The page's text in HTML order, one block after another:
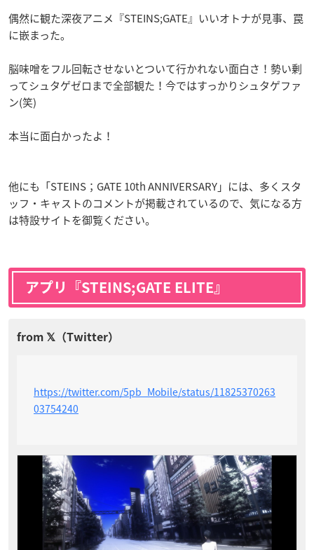
偶然に観た深夜アニメ『STEINS;GATE』いいオトナが見事、罠
に嵌まった｡
脳味噌をフル回転させないとついて行かれない面白さ！勢い剰
ってシュタゲゼロまで全部観た！今ではすっかりシュタゲファ
ン(笑)
本当に面白かったよ！
他にも「STEINS；GATE 10th ANNIVERSARY」には、多くスタ
ッフ・キャストのコメントが掲載されているので、気になる方
は特設サイトを御覧ください。
アプリ『STEINS;GATE ELITE』
https://twitter.com/5pb_Mobile/status/11825370263
03754240